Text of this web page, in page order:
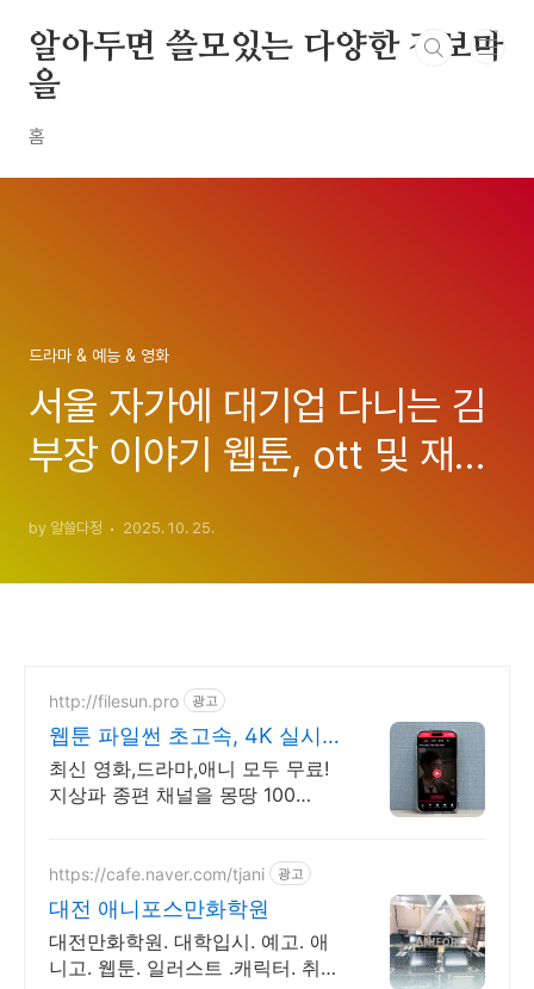
알아두면 쓸모있는 다양한 정보마
을
홈
드라마 & 예능 & 영화
서울 자가에 대기업 다니는 김
부장 이야기 웹툰, ott 및 재방
작 줄거리 완전 정리(JTBC 및
by 알쓸다정 2025. 10. 25.
http://filesun.pro 광고
웹툰 파일썬 초고속, 4K 실시
간 보기!
최신 영화,드라마,애니 모두 무료!
지상파 종편 채널을 몽땅 100
https://cafe.naver.com/tjani 광고
대전 애니포스만화학원
대전만화학원. 대학입시. 예고. 애
니고. 웹툰. 일러스트 .캐릭터. 취미